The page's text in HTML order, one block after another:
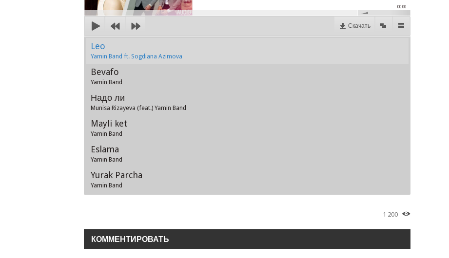
00:00
Скачать
Leo
Yamin Band ft. Sogdiana Azimova
Bevafo
Yamin Band
Надо ли
Munisa Rizayeva (feat.) Yamin Band
Mayli ket
Yamin Band
Eslama
Yamin Band
Yurak Parcha
Yamin Band
1 200
КОММЕНТИРОВАТЬ